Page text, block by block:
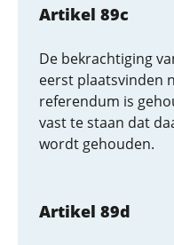
Artikel 89c
De bekrachtiging
eerst plaatsvinden
referendum is
vast te staan dat
wordt gehouden.
Artikel 89d